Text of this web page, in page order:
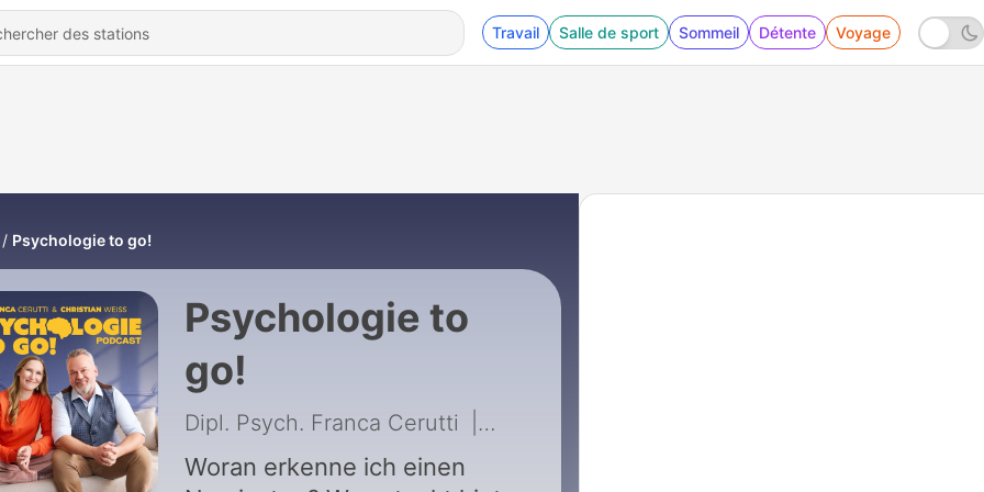
Travail Salle de sport Sommeil Détente Voyage
Psychologie to go!
Psychologie to
go!
Dipl. Psych. Franca Cerutti 348 - 7 Tipps für mehr Impulskontrolle
Woran erkenne ich einen